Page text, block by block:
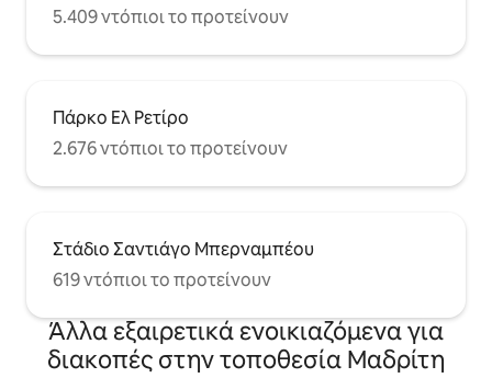
5.409 ντόπιοι το προτείνουν
Πάρκο Ελ Ρετίρο
2.676 ντόπιοι το προτείνουν
Στάδιο Σαντιάγο Μπερναμπέου
619 ντόπιοι το προτείνουν
Άλλα εξαιρετικά ενοικιαζόμενα για
διακοπές στην τοποθεσία Μαδρίτη